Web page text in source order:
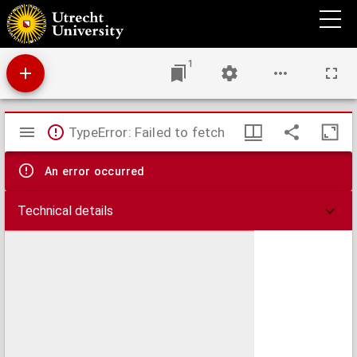
Bijdrage tot eene herziening van het Nederlandse onteigeningsrecht
1
Mirador
viewer
TypeError: Failed to fetch
An error occurred
Technical details